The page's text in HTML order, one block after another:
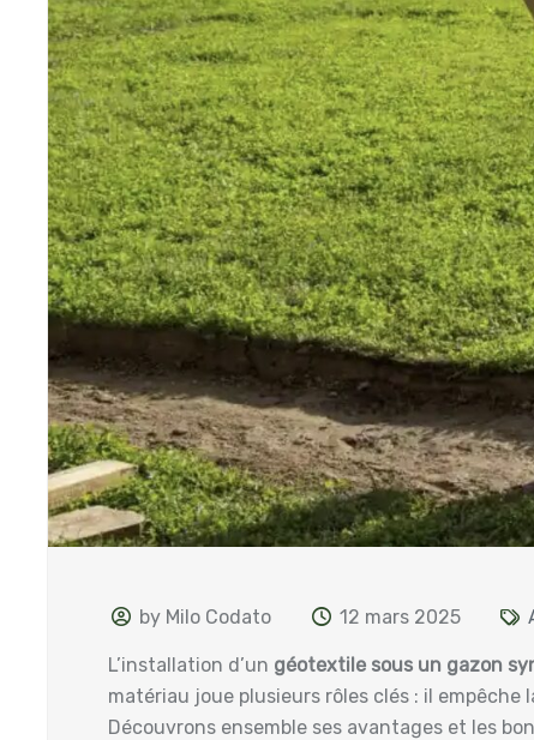
by Milo Codato 12 mars 2025
L’installation d’un géotextile sous un gazon
matériau joue plusieurs rôles clés : il
Découvrons ensemble ses avantages et les